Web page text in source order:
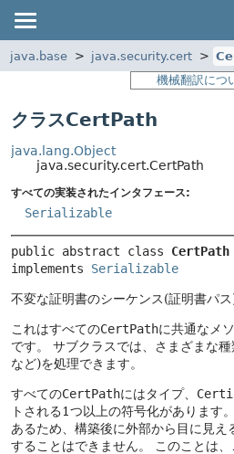
java.base java.security.cert
機械翻訳につ
クラスCertPath
java.lang.Object
java.security.cert.CertPath
すべての実装されたインタフェース:
Serializable
public abstract class CertPath
implements Serializable
不変な証明書のシーケンス(証明書パス)
これはすべてのCertPathに共通なメ
です。
サブクラスでは、さまざまな
など)を処理できます。
すべてのCertPathにはタイプ、
トされる1つ以上の符号化があります。
あるため、構築後に外部から目に見え
することはできません。
このことは